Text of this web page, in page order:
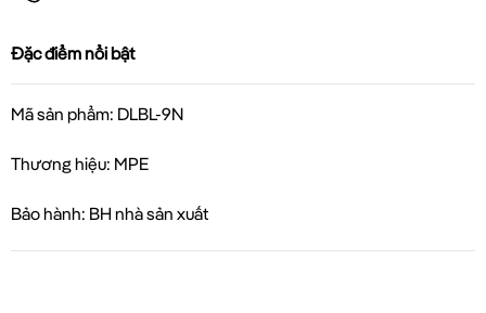
Đặc điểm nổi bật
Mã sản phẩm: DLBL-9N
Thương hiệu: MPE
Bảo hành: BH nhà sản xuất